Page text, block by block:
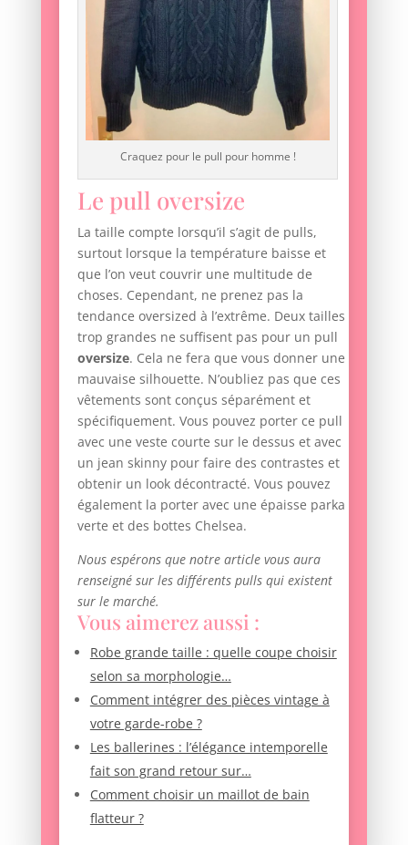
Craquez pour le pull pour homme !
Le pull oversize
La taille compte lorsqu’il s’agit de pulls,
surtout lorsque la température baisse et
que l’on veut couvrir une multitude de
choses. Cependant, ne prenez pas la
tendance oversized à l’extrême. Deux tailles
trop grandes ne suffisent pas pour un pull
oversize. Cela ne fera que vous donner une
mauvaise silhouette. N’oubliez pas que ces
vêtements sont conçus séparément et
spécifiquement. Vous pouvez porter ce pull
avec une veste courte sur le dessus et avec
un jean skinny pour faire des contrastes et
obtenir un look décontracté. Vous pouvez
également la porter avec une épaisse parka
verte et des bottes Chelsea.
Nous espérons que notre article vous aura
renseigné sur les différents pulls qui existent
sur le marché.
Vous aimerez aussi :
Robe grande taille : quelle coupe choisir
selon sa morphologie…
Comment intégrer des pièces vintage à
votre garde-robe ?
Les ballerines : l’élégance intemporelle
fait son grand retour sur…
Comment choisir un maillot de bain
flatteur ?